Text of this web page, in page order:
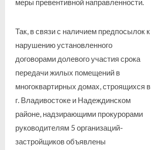
меры превентивной направленности.
Так, в связи с наличием предпосылок к
нарушению установленного
договорами долевого участия срока
передачи жилых помещений в
многоквартирных домах, строящихся в
г. Владивостоке и Надеждинском
районе, надзирающими прокурорами
руководителям 5 организаций-
застройщиков объявлены